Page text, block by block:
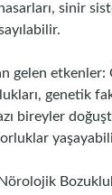
sinir
gelen etkenler:
genetik
bireyler